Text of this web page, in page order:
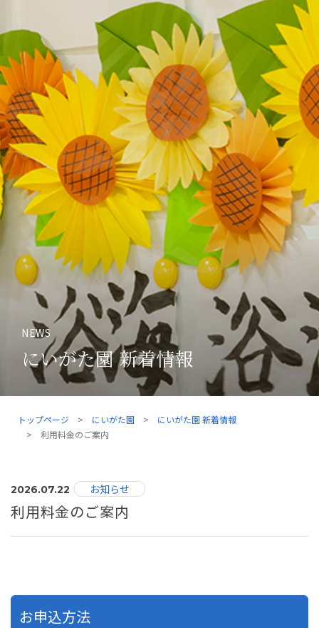
NEWS
にいがた園 新着情報
トップページ にいがた園
にいがた園 新着情報
利用料金のご案内
2026.07.22 お知らせ
利用料金のご案内
お申込方法